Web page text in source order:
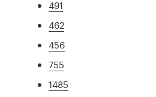
491
462
456
755
1485